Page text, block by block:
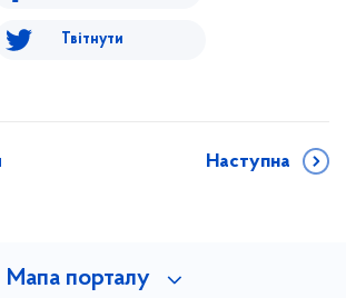
Твітнути
Наступна
Мапа порталу